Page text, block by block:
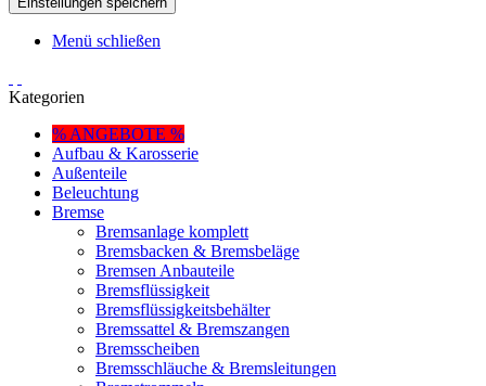
Menü schließen
Kategorien
% ANGEBOTE %
Aufbau & Karosserie
Außenteile
Beleuchtung
Bremse
Bremsanlage komplett
Bremsbacken & Bremsbeläge
Bremsen Anbauteile
Bremsflüssigkeit
Bremsflüssigkeitsbehälter
Bremssattel & Bremszangen
Bremsscheiben
Bremsschläuche & Bremsleitungen